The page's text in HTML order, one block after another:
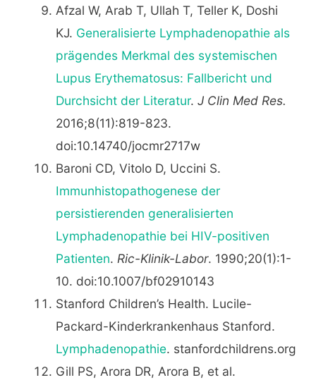
Afzal W, Arab T, Ullah T, Teller K, Doshi
KJ. Generalisierte Lymphadenopathie als
prägendes Merkmal des systemischen
Lupus Erythematosus: Fallbericht und
Durchsicht der Literatur. J Clin Med Res.
2016;8(11):819-823.
doi:10.14740/jocmr2717w
Baroni CD, Vitolo D, Uccini S.
Immunhistopathogenese der
persistierenden generalisierten
Lymphadenopathie bei HIV-positiven
Patienten. Ric-Klinik-Labor. 1990;20(1):1-
10. doi:10.1007/bf02910143
Stanford Children’s Health. Lucile-
Packard-Kinderkrankenhaus Stanford.
Lymphadenopathie. stanfordchildrens.org
Gill PS, Arora DR, Arora B, et al.